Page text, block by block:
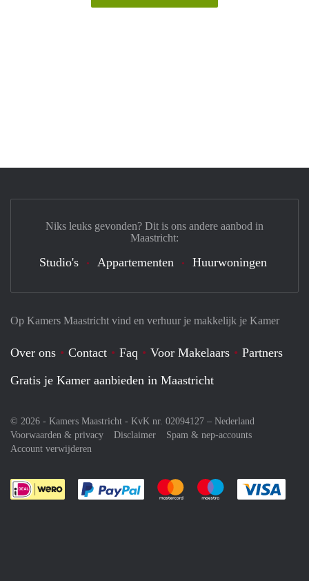
Op Kamers Maastricht vind en verhuur je makkelijk je Kamer
Over ons Contact Faq Voor Makelaars
Partners
Gratis je Kamer aanbieden in Maastricht
© 2026 - Kamers Maastricht - KvK nr. 02094127 – Nederland
Voorwaarden & privacy
Disclaimer
Spam & nep-accounts
Account verwijderen
Je rekent gemakkelijk af met Paypal
Je rekent gemakkelijk af met
Je rekent
Niks leuks gevonden? Dit is ons andere aanbod in
Maastricht:
Studio's Appartementen Huurwoningen